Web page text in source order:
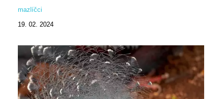
mazlíčci
19. 02. 2024